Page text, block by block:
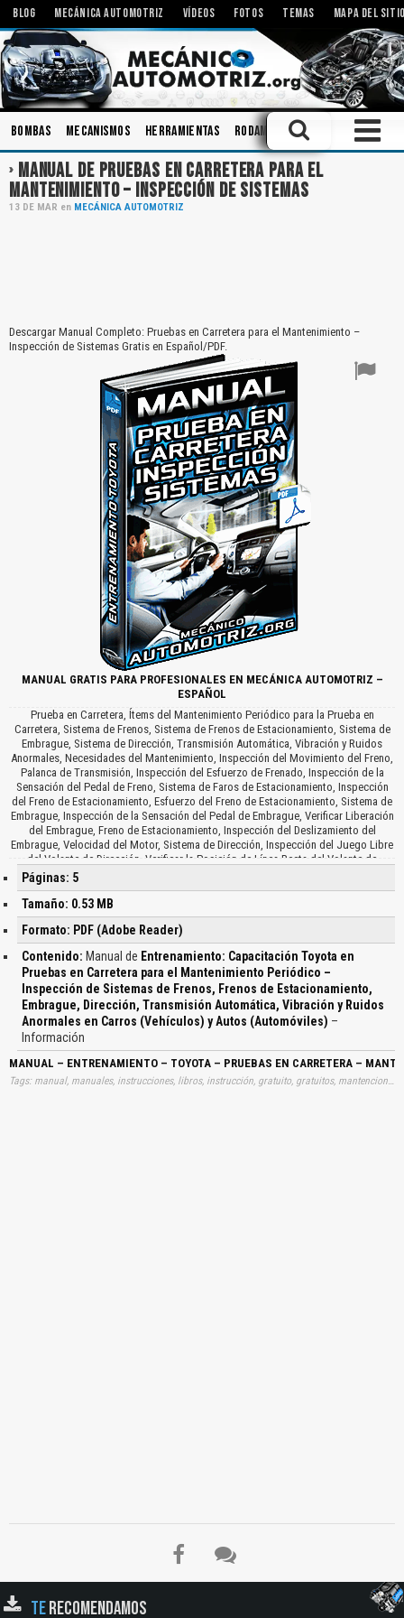
BLOG MECÁNICA AUTOMOTRIZ VÍDEOS FOTOS TEMAS MAPA DEL
Bombas Mecanismos Herramientas Rodamientos Tecnologías
MANUAL DE PRUEBAS EN CARRETERA PARA EL
MANTENIMIENTO – INSPECCIÓN DE SISTEMAS
13 DE MAR en MECÁNICA AUTOMOTRIZ
Descargar Manual Completo: Pruebas en Carretera para el Mantenimiento –
Inspección de Sistemas Gratis en Español/PDF.
MANUAL GRATIS PARA PROFESIONALES EN MECÁNICA AUTOMOTRIZ –
ESPAÑOL
Prueba en Carretera, Ítems del Mantenimiento Periódico para la Prueba en
Carretera, Sistema de Frenos, Sistema de Frenos de Estacionamiento, Sistema de
Embrague, Sistema de Dirección, Transmisión Automática, Vibración y Ruidos
Anormales, Necesidades del Mantenimiento, Inspección del Movimiento del Freno,
Palanca de Transmisión, Inspección del Esfuerzo de Frenado, Inspección de la
Sensación del Pedal de Freno, Sistema de Faros de Estacionamiento, Inspección
del Freno de Estacionamiento, Esfuerzo del Freno de Estacionamiento, Sistema de
Embrague, Inspección de la Sensación del Pedal de Embrague, Verificar Liberación
del Embrague, Freno de Estacionamiento, Inspección del Deslizamiento del
Embrague, Velocidad del Motor, Sistema de Dirección, Inspección del Juego Libre
del Volante de Dirección, Verificar la Posición de Línea Recta del Volante de
Dirección, Posición de Línea Recta, Verificar la Controlabilidad, Inspección por
Bamboleo, Agitación y Revoloteado, Transmisión Automática, Funcionamiento de
los Cambios Ascendentes y Descendentes, Inspección Sobresaltos, Sacudidas,
Resbalamientos, Vibración y Ruido Anormal, Tren de Impulsión, Volante de
Dirección Durante el Manejo…
Páginas: 5
Tamaño: 0.53 MB
Formato: PDF (Adobe Reader)
Contenido: Manual de Entrenamiento: Capacitación Toyota en
Pruebas en Carretera para el Mantenimiento Periódico –
Inspección de Sistemas de Frenos, Frenos de Estacionamiento,
Embrague, Dirección, Transmisión Automática, Vibración y Ruidos
Anormales en Carros (Vehículos) y Autos (Automóviles) –
Información
MANUAL – ENTRENAMIENTO – TOYOTA – PRUEBAS EN CARRETERA –
TERECOMENDAMOS